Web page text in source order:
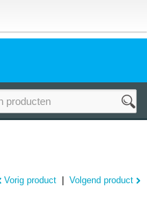
Vorig product
Volgend product